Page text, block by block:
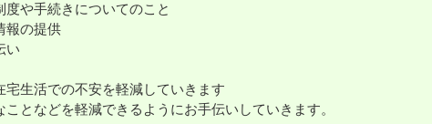
度や手続きについてのこと
報の提供
い
宅生活での不安を軽減していきます
となどを軽減できるようにお手伝いしていきます。